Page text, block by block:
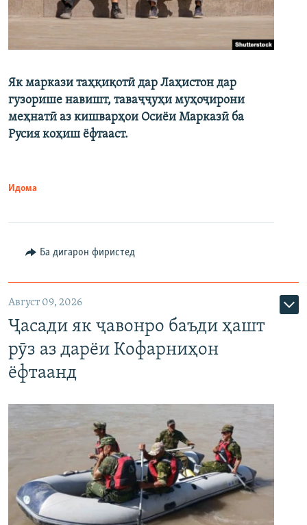
Як маркази таҳқиқотӣ дар Лаҳистон дар
гузорише навишт, таваҷҷуҳи муҳоҷирони
меҳнатӣ аз кишварҳои Осиёи Марказӣ ба
Русия коҳиш ёфтааст.
Идома
Ба дигарон фиристед
Август 09, 2026
Ҷасади як ҷавонро баъди ҳашт
рӯз аз дарёи Кофарниҳон
ёфтаанд